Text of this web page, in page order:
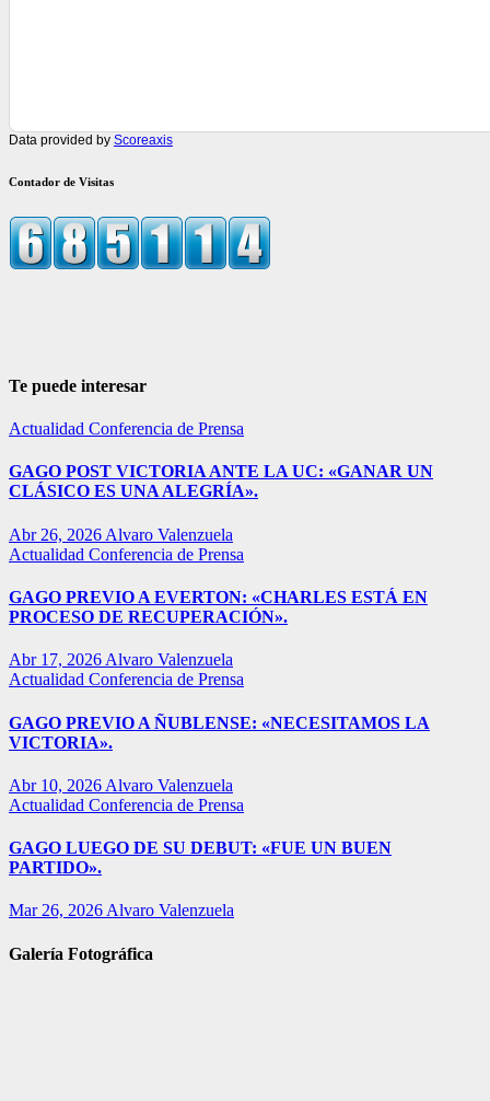
Data provided by Scoreaxis
Contador de Visitas
Te puede interesar
Actualidad Conferencia de Prensa
GAGO POST VICTORIA ANTE LA UC: «GANAR UN
CLÁSICO ES UNA ALEGRÍA».
Abr 26, 2026 Alvaro Valenzuela
Actualidad Conferencia de Prensa
GAGO PREVIO A EVERTON: «CHARLES ESTÁ EN
PROCESO DE RECUPERACIÓN».
Abr 17, 2026 Alvaro Valenzuela
Actualidad Conferencia de Prensa
GAGO PREVIO A ÑUBLENSE: «NECESITAMOS LA
VICTORIA».
Abr 10, 2026 Alvaro Valenzuela
Actualidad Conferencia de Prensa
GAGO LUEGO DE SU DEBUT: «FUE UN BUEN
PARTIDO».
Mar 26, 2026 Alvaro Valenzuela
Galería Fotográfica